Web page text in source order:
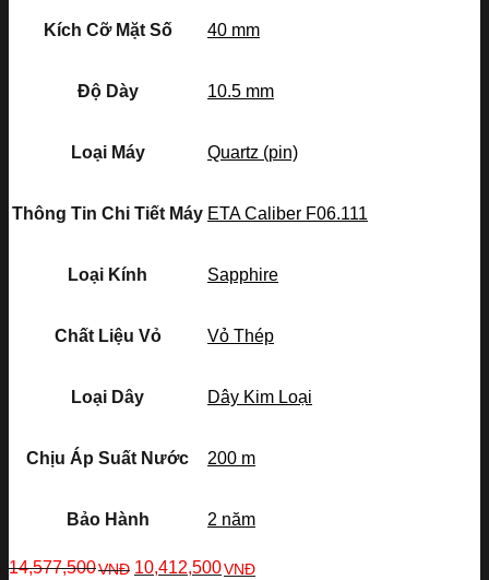
Kích Cỡ Mặt Số 40 mm
Độ Dày 10.5 mm
Loại Máy Quartz (pin)
Thông Tin Chi Tiết Máy ETA Caliber F06.111
Loại Kính Sapphire
Chất Liệu Vỏ Vỏ Thép
Loại Dây Dây Kim Loại
Chịu Áp Suất Nước 200 m
Bảo Hành 2 năm
14,577,500VNĐ 10,412,500VNĐ